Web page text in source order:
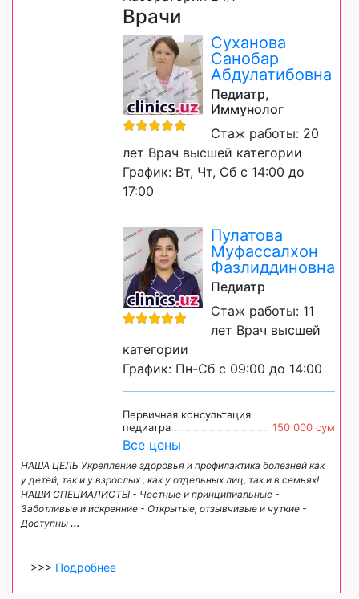
Врачи
Суханова
Санобар
Абдулатибовна
Педиатр,
Иммунолог
Стаж работы: 20
лет Врач высшей категории
График: Вт, Чт, Сб с 14:00 до
17:00
Пулатова
Муфассалхон
Фазлиддиновна
Педиатр
Стаж работы: 11
лет Врач высшей
категории
График: Пн-Сб с 09:00 до 14:00
Первичная консультация
педиатра
150 000 сум
Все цены
НАША ЦЕЛЬ Укрепление здоровья и профилактика болезней как
у детей, так и у взрослых , как у отдельных лиц, так и в семьях!
НАШИ СПЕЦИАЛИСТЫ - Честные и принципиальные -
Заботливые и искренние - Открытые, отзывчивые и чуткие -
Доступны ...
>>> Подробнее